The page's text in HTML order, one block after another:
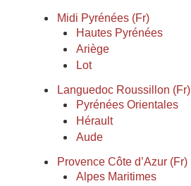
Midi Pyrénées (Fr)
Hautes Pyrénées
Ariège
Lot
Languedoc Roussillon (Fr)
Pyrénées Orientales
Hérault
Aude
Provence Côte d’Azur (Fr)
Alpes Maritimes